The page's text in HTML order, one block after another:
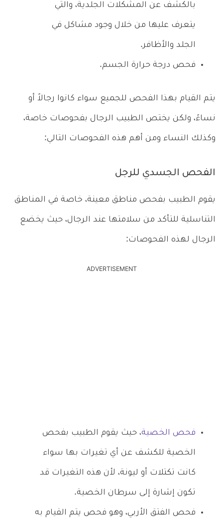
بالكشف عن المشكلات الجلدية، والتي
يتعرف عليها من خلال وجود مشاكل في
الجلد والأظافر.
فحص درجة حرارة الجسم.
يتم القيام بهذا الفحص للجميع سواء كانوا رجالاً أو
نساءً، ولكن يختص الطبيب الرجال بفحوصات خاصة،
وكذلك النساء ومن أهم هذه الفحوصات التالي:
الفحص الجسدي للرجل
يقوم الطبيب بفحص مناطق معينة، خاصة في المناطق
التناسلية للتأكد من سلامتها عند الرجال، حيث يخضع
الرجال لهذه الفحوصات:
ADVERTISEMENT
فحص الخصية، حيث يقوم الطبيب بفحص
الخصية للكشف عن أي تغيرات بها سواء
كانت تكتلات أو ليونة، لأن هذه التغيرات قد
تكون إشارة إلى سرطان الخصية.
فحص الفتق الأربي، وهو فحص يتم القيام به